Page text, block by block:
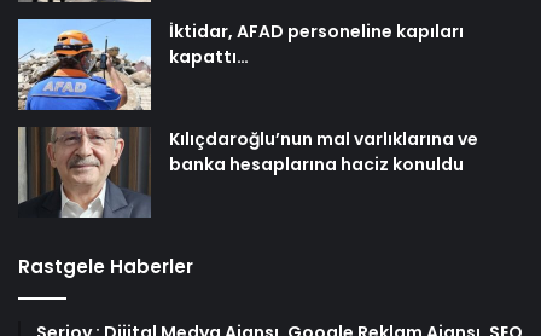
İktidar, AFAD personeline kapıları
kapattı…
Kılıçdaroğlu’nun mal varlıklarına ve
banka hesaplarına haciz konuldu
Rastgele Haberler